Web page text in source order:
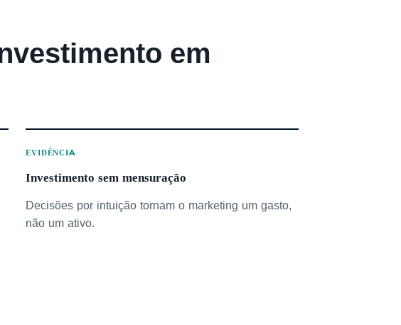
em
EVIDÊNCIA
Investimento sem mensuração
Decisões por intuição tornam o marketing um gasto,
não um ativo.